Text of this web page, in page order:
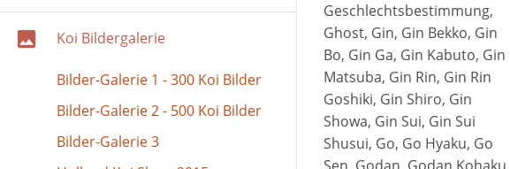
Koi Bildergalerie
Bilder-Galerie 1 - 300 Koi Bilder
Bilder-Galerie 2 - 500 Koi Bilder
Bilder-Galerie 3
Geschlechtsbestimmung,
Ghost, Gin, Gin Bekko, Gin
Bo, Gin Ga, Gin Kabuto, Gin
Matsuba, Gin Rin, Gin Rin
Goshiki, Gin Shiro, Gin
Showa, Gin Sui, Gin Sui
Shusui, Go, Go Hyaku, Go